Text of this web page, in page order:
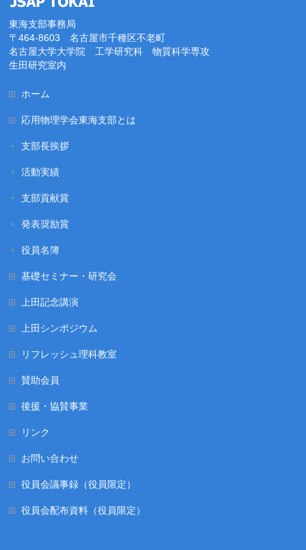
東海支部事務局
〒464-8603 名古屋市千種区不老町
名古屋大学大学院 工学研究科 物質科学専攻
生田研究室内
ホーム
応用物理学会東海支部とは
支部長挨拶
活動実績
支部貢献賞
発表奨励賞
役員名簿
基礎セミナー・研究会
上田記念講演
上田シンポジウム
リフレッシュ理科教室
賛助会員
後援・協賛事業
リンク
お問い合わせ
役員会議事録（役員限定）
役員会配布資料（役員限定）